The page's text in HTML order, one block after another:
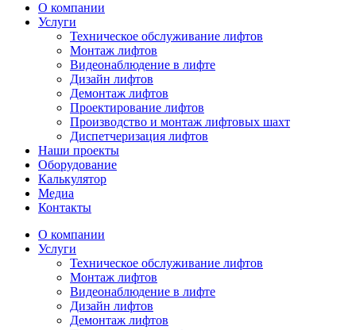
О компании
Услуги
Техническое обслуживание лифтов
Монтаж лифтов
Видеонаблюдение в лифте
Дизайн лифтов
Демонтаж лифтов
Проектирование лифтов
Производство и монтаж лифтовых шахт
Диспетчеризация лифтов
Наши проекты
Оборудование
Калькулятор
Медиа
Контакты
О компании
Услуги
Техническое обслуживание лифтов
Монтаж лифтов
Видеонаблюдение в лифте
Дизайн лифтов
Демонтаж лифтов